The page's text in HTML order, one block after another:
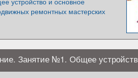
ремонтных мастерских
Занятие №1. Общее